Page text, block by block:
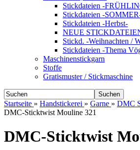
Stickdateien -
Stickdateien -
Stickdateien -Herbst-
NEUE
Stickd. -Weihnachten /
Stickdateien -Thema
Maschinenstickgarn
Stoffe
Gratismuster / Stickmaschine
Suchen
Startseite » Handstickerei » Garne » DMC
DMC-Sticktwist Mouline 321
DMC-Sticktwist